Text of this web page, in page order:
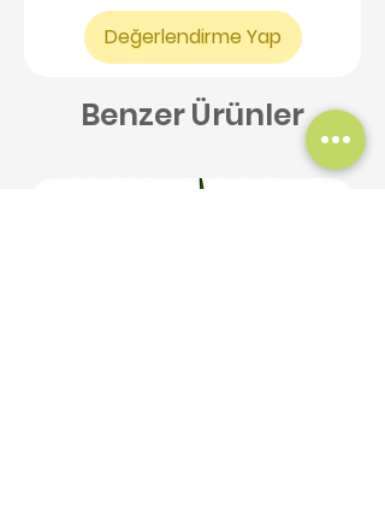
Değerlendirme Yap
Benzer Ürünler